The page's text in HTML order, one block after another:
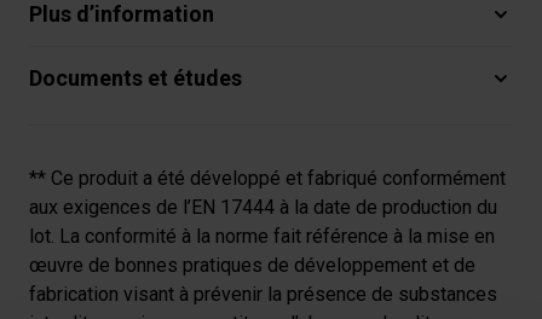
Plus d’information
Documents et études
** Ce produit a été développé et fabriqué conformément
aux exigences de l’EN 17444 à la date de production du
lot. La conformité à la norme fait référence à la mise en
œuvre de bonnes pratiques de développement et de
fabrication visant à prévenir la présence de substances